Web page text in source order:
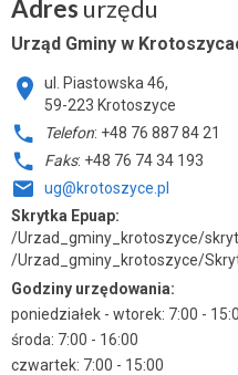
Adres urzędu
Urząd Gminy w
ul. Piastowska 46,
59-223 Krotoszyce
Telefon: +48 76 887 84 21
Faks: +48 76 74 34 193
ug@krotoszyce.pl
Skrytka Epuap:
/Urzad_gminy_krotoszyce/
/Urzad_gminy_krotoszyce/
Godziny urzędowania:
poniedziałek - wtorek: 7:00 -
środa: 7:00 - 16:00
czwartek: 7:00 - 15:00